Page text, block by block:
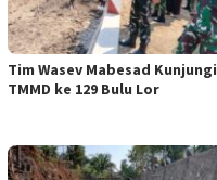
Tim Wasev Mabesad Kunjungi
TMMD ke 129 Bulu Lor